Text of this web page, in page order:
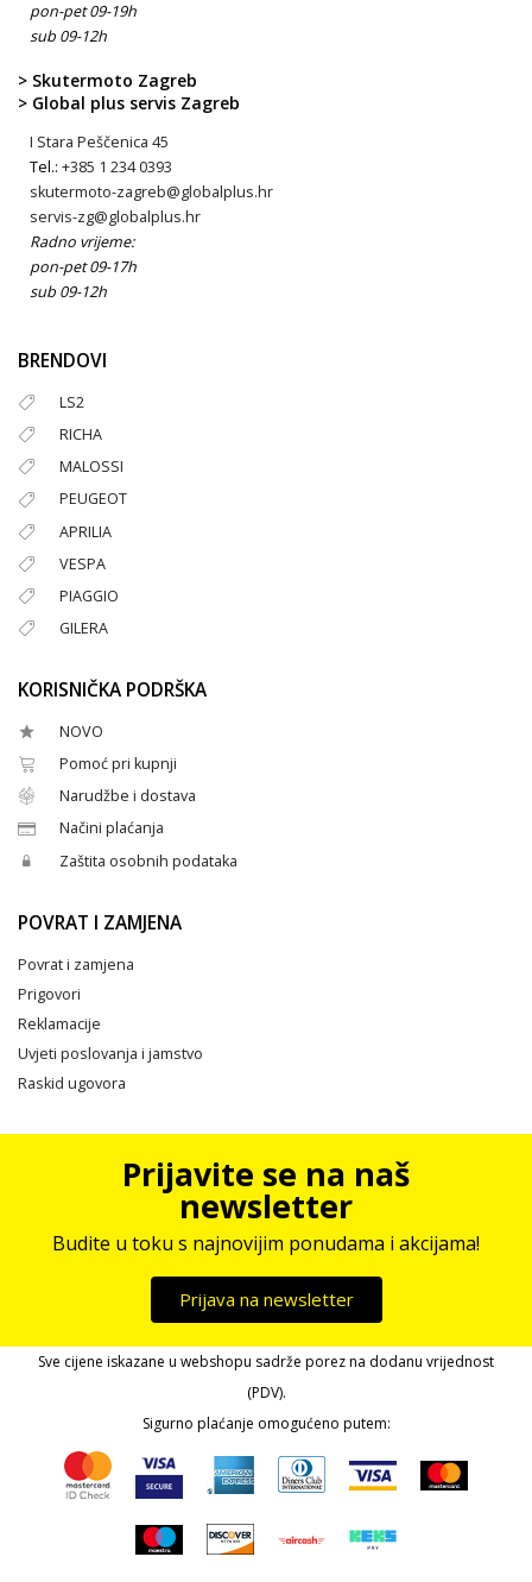
pon-pet 09-19h
sub 09-12h
> Skutermoto Zagreb
> Global plus servis Zagreb
I Stara Peščenica 45
Tel.: +385 1 234 0393
skutermoto-zagreb@globalplus.hr
servis-zg@globalplus.hr
Radno vrijeme:
pon-pet 09-17h
sub 09-12h
BRENDOVI
LS2
RICHA
MALOSSI
PEUGEOT
APRILIA
VESPA
PIAGGIO
GILERA
KORISNIČKA PODRŠKA
NOVO
Pomoć pri kupnji
Narudžbe i dostava
Načini plaćanja
Zaštita osobnih podataka
POVRAT I ZAMJENA
Povrat i zamjena
Prigovori
Reklamacije
Uvjeti poslovanja i jamstvo
Raskid ugovora
Prijavite se na naš
newsletter
Budite u toku s najnovijim ponudama i akcijama!
Prijava na newsletter
Sve cijene iskazane u webshopu sadrže porez na dodanu vrijednost
(PDV).
Sigurno plaćanje omogućeno putem: